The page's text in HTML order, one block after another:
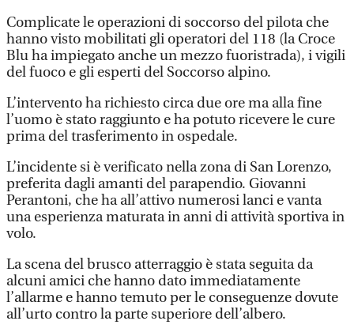
Complicate le operazioni di soccorso del pilota che
hanno visto mobilitati gli operatori del 118 (la Croce
Blu ha impiegato anche un mezzo fuoristrada), i vigili
del fuoco e gli esperti del Soccorso alpino.
L’intervento ha richiesto circa due ore ma alla fine
l’uomo è stato raggiunto e ha potuto ricevere le cure
prima del trasferimento in ospedale.
L’incidente si è verificato nella zona di San Lorenzo,
preferita dagli amanti del parapendio. Giovanni
Perantoni, che ha all’attivo numerosi lanci e vanta
una esperienza maturata in anni di attività sportiva in
volo.
La scena del brusco atterraggio è stata seguita da
alcuni amici che hanno dato immediatamente
l’allarme e hanno temuto per le conseguenze dovute
all’urto contro la parte superiore dell’albero.